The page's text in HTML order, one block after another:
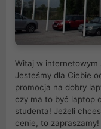
Witaj w internetowym
Jesteśmy dla Ciebie
promocja na dobry
czy ma to być laptop
studenta! Jeżeli
cenie, to